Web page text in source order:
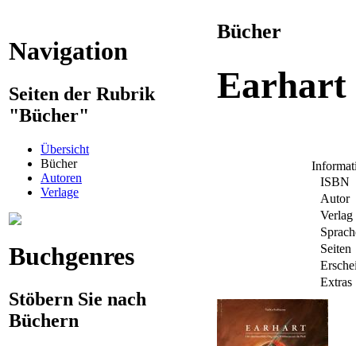
Navigation
Seiten der Rubrik
"Bücher"
Übersicht
Bücher
Autoren
Verlage
Buchgenres
Stöbern Sie nach
Büchern
Bücher
Earhart
ISBN
Autor
Verlag
Seiten
Extras